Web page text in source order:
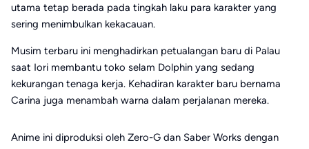
utama tetap berada pada tingkah laku para karakter yang
sering menimbulkan kekacauan.
Musim terbaru ini menghadirkan petualangan baru di Palau
saat Iori membantu toko selam Dolphin yang sedang
kekurangan tenaga kerja. Kehadiran karakter baru bernama
Carina juga menambah warna dalam perjalanan mereka.
Anime ini diproduksi oleh Zero-G dan Saber Works dengan